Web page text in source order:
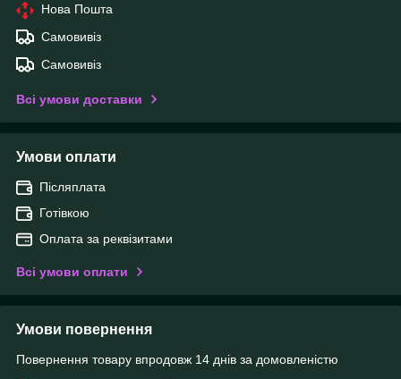
Нова Пошта
Самовивіз
Самовивіз
Всі умови доставки
Умови оплати
Післяплата
Готівкою
Оплата за реквізитами
Всі умови оплати
Умови повернення
Повернення товару впродовж 14 днів за домовленістю